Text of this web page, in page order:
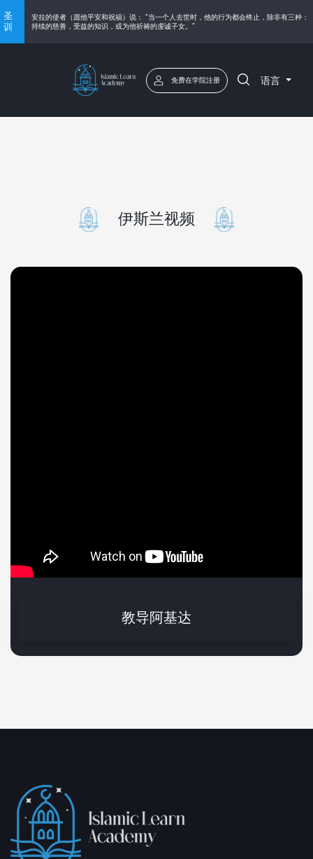
圣
训
安拉的使者（愿他平安和祝福）说： “当一个人去世时，他的行为都会终止，除非有三种：
持续的慈善，受益的知识，或为他祈祷的虔诚子女。”
免费在学院注册 语言
伊斯兰视频
教导阿基达